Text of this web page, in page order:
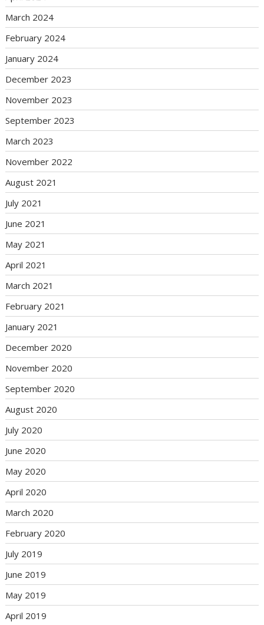
March 2024
February 2024
January 2024
December 2023
November 2023
September 2023
March 2023
November 2022
August 2021
July 2021
June 2021
May 2021
April 2021
March 2021
February 2021
January 2021
December 2020
November 2020
September 2020
August 2020
July 2020
June 2020
May 2020
April 2020
March 2020
February 2020
July 2019
June 2019
May 2019
April 2019